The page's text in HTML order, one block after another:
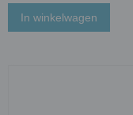
In winkelwagen